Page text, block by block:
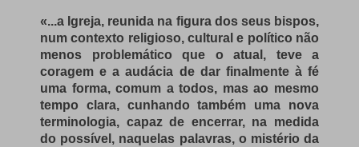
«...a Igreja, reunida na figura dos seus bispos,
num contexto religioso, cultural e político não
menos problemático que o atual, teve a
coragem e a audácia de dar finalmente à fé
uma forma, comum a todos, mas ao mesmo
tempo clara, cunhando também uma nova
terminologia, capaz de encerrar, na medida
do possível, naquelas palavras, o mistério da